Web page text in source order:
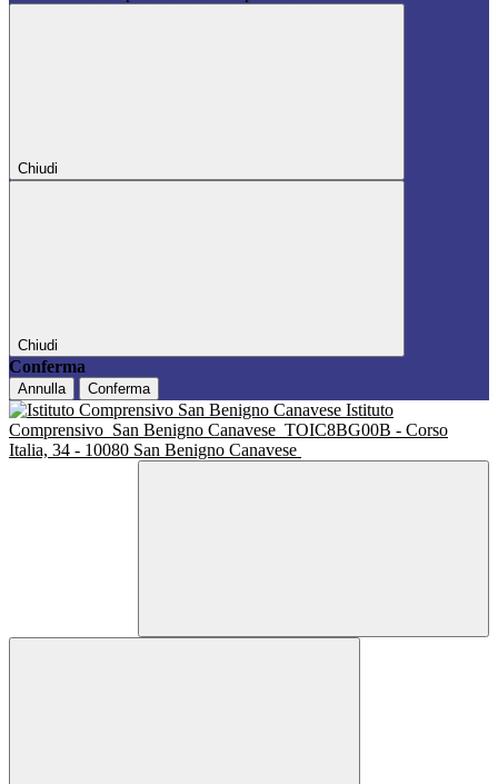
Chiudi
Chiudi
Conferma
Annulla Conferma
Istituto
Comprensivo San Benigno Canavese TOIC8BG00B - Corso
Italia, 34 - 10080 San Benigno Canavese